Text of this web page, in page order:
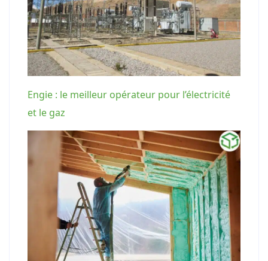
Engie : le meilleur opérateur pour l’électricité
et le gaz